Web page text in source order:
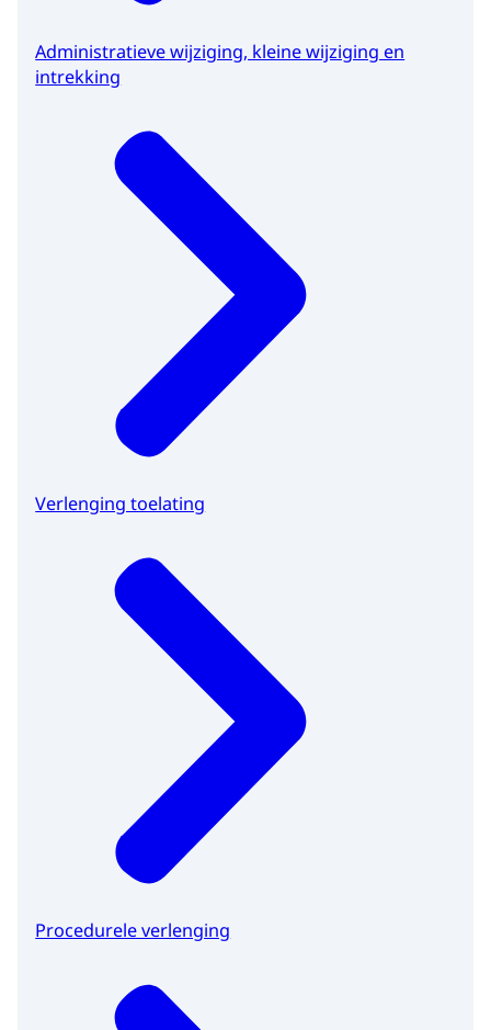
Administratieve wijziging, kleine wijziging en
intrekking
Verlenging toelating
Procedurele verlenging